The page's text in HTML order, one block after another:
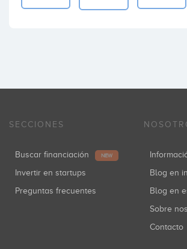
SECCIONES
Buscar financiación NEW
Invertir en startups
Preguntas frecuentes
Blog en
Blog en
Sobre
Contacto